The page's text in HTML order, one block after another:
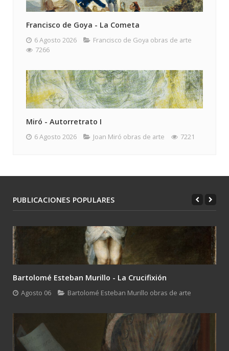
Francisco de Goya - La Cometa
6 Agosto 2026
Francisco de Goya obras de arte
7266
Miró - Autorretrato I
6 Agosto 2026 Joan Miró obras de arte 7221
PUBLICACIONES POPULARES
Bartolomé Esteban Murillo - La Crucifixión
Agosto 06 Bartolomé Esteban Murillo obras de arte